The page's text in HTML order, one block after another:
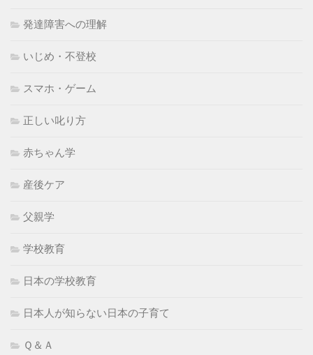
発達障害への理解
いじめ・不登校
スマホ・ゲーム
正しい叱り方
赤ちゃん学
産後ケア
父親学
学校教育
日本の学校教育
日本人が知らない日本の子育て
Ｑ＆Ａ